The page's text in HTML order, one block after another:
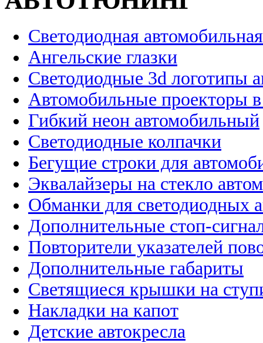
Светодиодная
Ангельские глазки
Светодиодные 3d логотипы
Автомобильные проекторы
Гибкий неон автомобильный
Светодиодные колпачки
Бегущие строки для
Эквалайзеры на стекло
Обманки для светодиодных
Дополнительные стоп-
Повторители указателей
Дополнительные габариты
Светящиеся крышки на
Накладки на капот
Детские автокресла